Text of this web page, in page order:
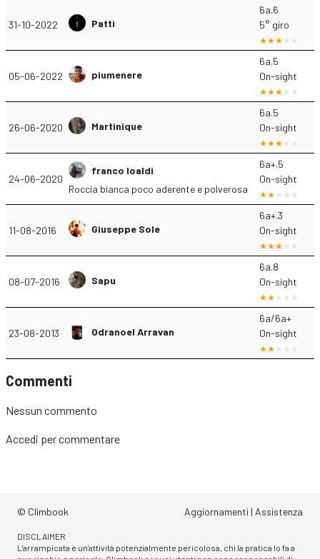
31-10-2022 Patti
6a.6
5° giro
05-06-2022 piumenere
6a.5
On-sight
26-06-2020 Martinique
6a.5
On-sight
24-06-2020
franco loaldi
Roccia bianca poco aderente e polverosa
6a+.5
On-sight
11-08-2016 Giuseppe Sole
6a+.3
On-sight
08-07-2016 Sapu
6a.8
On-sight
23-08-2013 Odranoel Arravan
6a/6a+
On-sight
Commenti
Nessun commento
Accedi per commentare
© Climbook Aggiornamenti | Assistenza
DISCLAIMER
L'arrampicata è un'attività potenzialmente pericolosa, chi la pratica lo fa a